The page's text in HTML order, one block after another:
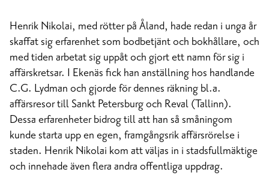
Henrik Nikolai, med rötter på Åland, hade redan i unga år
skaffat sig erfarenhet som bodbetjänt och bokhållare, och
med tiden arbetat sig uppåt och gjort ett namn för sig i
affärskretsar. I Ekenäs fick han anställning hos handlande
C.G. Lydman och gjorde för dennes räkning bl.a.
affärsresor till Sankt Petersburg och Reval (Tallinn).
Dessa erfarenheter bidrog till att han så småningom
kunde starta upp en egen, framgångsrik affärsrörelse i
staden. Henrik Nikolai kom att väljas in i stadsfullmäktige
och innehade även flera andra offentliga uppdrag.